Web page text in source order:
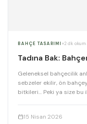
BAHÇE TASARIMI 2 dk
Tadına Bak:
Geleneksel bahçecilik
sebzeler ekilir, ön
bitkileri… Peki ya size bu
bir bahçe hayal edin. İşte
15 Nisan 2026